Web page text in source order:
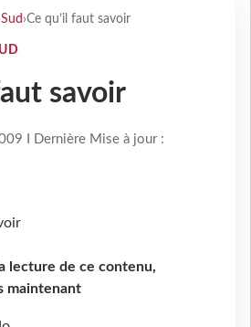
›Ce qu’il faut savoir
savoir
I Dernière Mise à jour :
lecture de ce contenu,
maintenant